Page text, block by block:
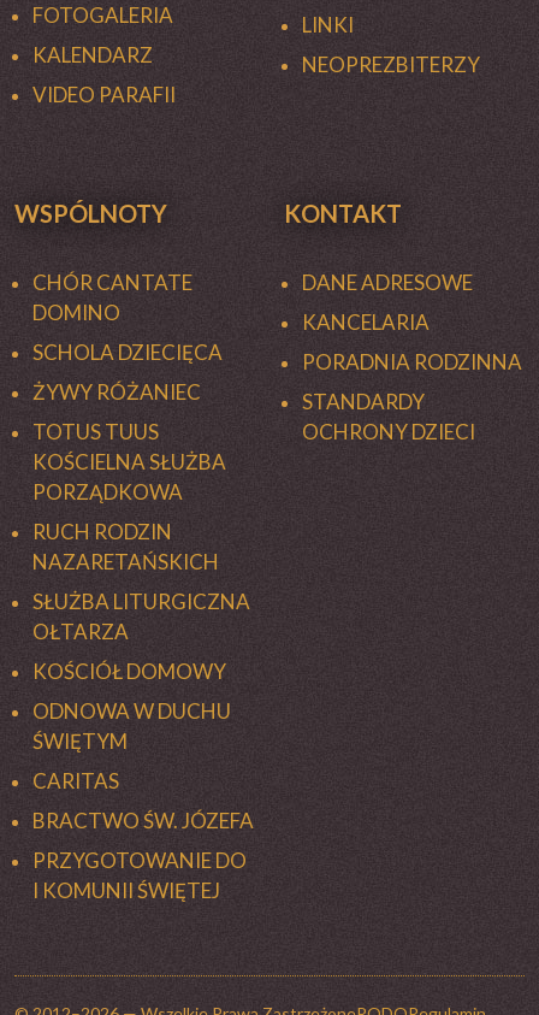
FOTOGALERIA
KALENDARZ
VIDEO PARAFII
LINKI
NEOPREZBITERZY
WSPÓLNOTY
CHÓR CANTATE
DOMINO
SCHOLA DZIECIĘCA
ŻYWY RÓŻANIEC
TOTUS TUUS
KOŚCIELNA SŁUŻBA
PORZĄDKOWA
RUCH RODZIN
NAZARETAŃSKICH
SŁUŻBA LITURGICZNA
OŁTARZA
KOŚCIÓŁ DOMOWY
ODNOWA W DUCHU
ŚWIĘTYM
CARITAS
BRACTWO ŚW. JÓZEFA
PRZYGOTOWANIE DO
I KOMUNII ŚWIĘTEJ
KONTAKT
DANE ADRESOWE
KANCELARIA
PORADNIA RODZINNA
STANDARDY
OCHRONY DZIECI